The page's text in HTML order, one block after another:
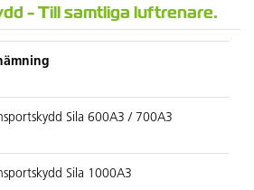
- Till samtliga luftrenare.
Sila 600A3 / 700A3
Sila 1000A3